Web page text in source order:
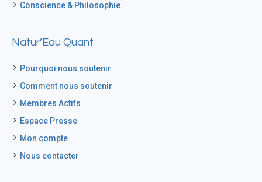
Conscience & Philosophie.
Natur’Eau Quant
Pourquoi nous soutenir
Comment nous soutenir
Membres Actifs
Espace Presse
Mon compte
Nous contacter